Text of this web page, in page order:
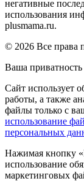
негативные
использования
plusmama.ru.
© 2026 Все
Ваша приватность
Сайт использует
работы, а также
файлы только с
использование
персональных
Нажимая кнопку
использование
маркетинговых